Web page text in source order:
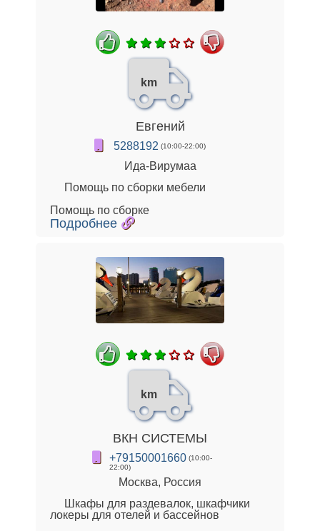
km
Евгений
5288192 (10:00-22:00)
Ида-Вирумаа
Помощь по сборки мебели
Помощь по сборке
Подробнее
km
ВКН СИСТЕМЫ
+79150001660 (10:00-
22:00)
Москва, Россия
Шкафы для раздевалок, шкафчики
локеры для отелей и бассейнов